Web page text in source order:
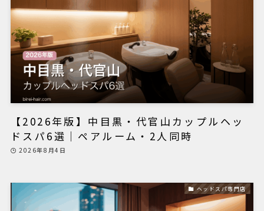
【2026年版】中目黒・代官山カップルヘッ
ドスパ6選｜ペアルーム・2人同時
2026年8月4日
ヘッドスパ専門店